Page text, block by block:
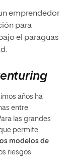
emprendedor
para
el paraguas
años ha
entre
las grandes
permite
modelos de
riesgos